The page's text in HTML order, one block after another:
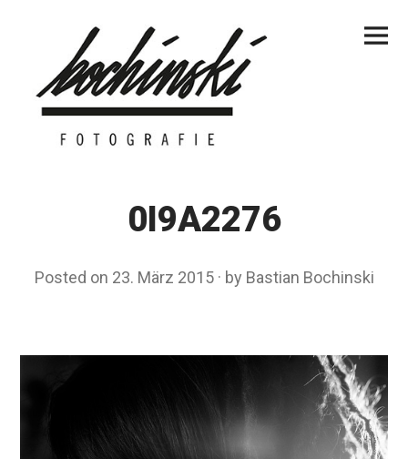
Menu
0I9A2276
Posted on 23. März 2015 by Bastian Bochinski